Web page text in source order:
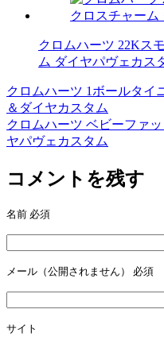
クロムハーツ 22Kス
ム ダイヤパヴェカス
投
稿
ナ
ビ
ー
シ
ョ
ン
クロムハーツ 1ボールタ
＆ダイヤカスタム
クロムハーツ ベビーファ
ヤパヴェカスタム
コメントを残す
名前 必須
メール（公開されません） 必須
サイト